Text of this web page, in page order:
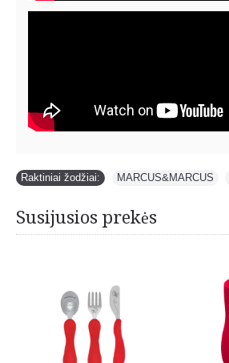
Raktiniai žodžiai: MARCUS&MARCUS
Susijusios prekės